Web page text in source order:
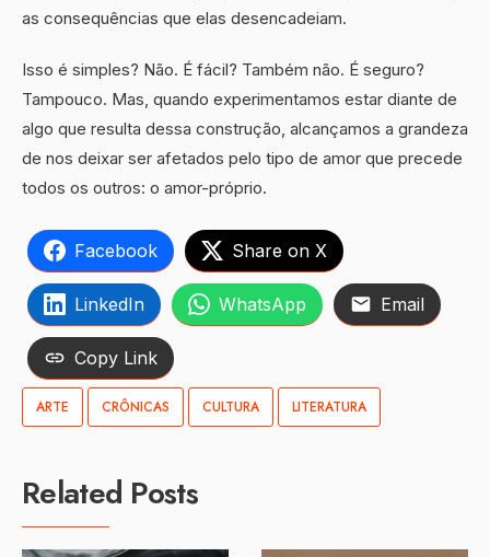
as consequências que elas desencadeiam.
Isso é simples? Não. É fácil? Também não. É seguro?
Tampouco. Mas, quando experimentamos estar diante de
algo que resulta dessa construção, alcançamos a grandeza
de nos deixar ser afetados pelo tipo de amor que precede
todos os outros: o amor-próprio.
Facebook Share on X
LinkedIn WhatsApp Email
Copy Link
ARTE CRÔNICAS CULTURA LITERATURA
Related Posts